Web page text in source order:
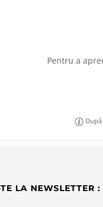
Pentru a
După
LA NEWSLETTER :